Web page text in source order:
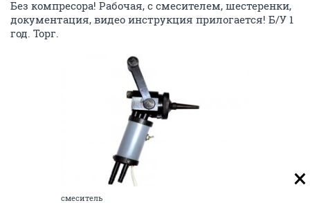
Без компресора! Рабочая, с смесителем, шестеренки,
документация, видео инструкция прилогается! Б/У 1
год. Торг.
смеситель